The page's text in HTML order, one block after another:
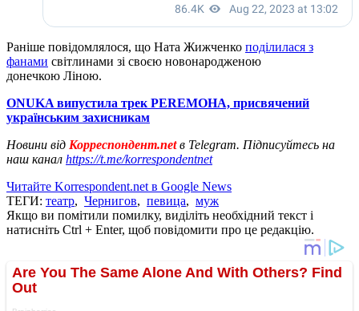
Раніше повідомлялося, що Ната Жижченко поділилася з
фанами світлинами зі своєю новонародженою
донечкою Ліною.
ONUKA випустила трек PEREMOHA, присвячений
українським захисникам
Новини від Корреспондент.netв Telegram. Підписуйтесь на
наш канал https://t.me/korrespondentnet
Читайте Korrespondent.net в Google News
ТЕГИ: театр, Чернигов, певица, муж
Якщо ви помітили помилку, виділіть необхідний текст і
натисніть Ctrl + Enter, щоб повідомити про це редакцію.